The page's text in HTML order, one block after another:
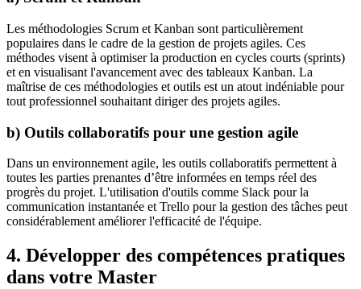
Les méthodologies Scrum et Kanban sont particulièrement
populaires dans le cadre de la gestion de projets agiles. Ces
méthodes visent à optimiser la production en cycles courts (sprints)
et en visualisant l'avancement avec des tableaux Kanban. La
maîtrise de ces méthodologies et outils est un atout indéniable pour
tout professionnel souhaitant diriger des projets agiles.
b) Outils collaboratifs pour une gestion agile
Dans un environnement agile, les outils collaboratifs permettent à
toutes les parties prenantes d’être informées en temps réel des
progrès du projet. L'utilisation d'outils comme Slack pour la
communication instantanée et Trello pour la gestion des tâches peut
considérablement améliorer l'efficacité de l'équipe.
4. Développer des compétences pratiques
dans votre Master